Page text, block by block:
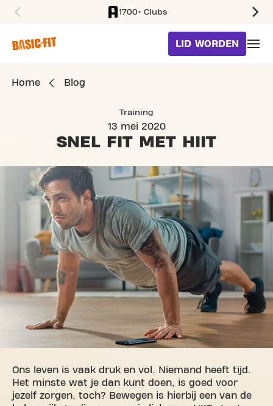
1700+ Clubs
LID WORDEN
Home Blog
Training
13 mei 2020
SNEL FIT MET HIIT
Ons leven is vaak druk en vol. Niemand heeft tijd.
Het minste wat je dan kunt doen, is goed voor
jezelf zorgen, toch? Bewegen is hierbij een van de